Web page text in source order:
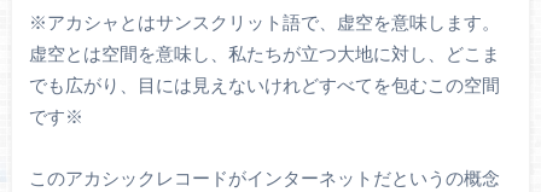
※アカシャとはサンスクリット語で、虚空を意味します。
虚空とは空間を意味し、私たちが立つ大地に対し、どこま
でも広がり、目には見えないけれどすべてを包むこの空間
です※
このアカシックレコードがインターネットだというの概念